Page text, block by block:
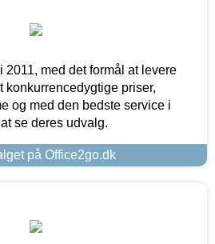
2011, med det formål at levere
konkurrencedygtige priser,
og med den bedste service i
se deres udvalg.
på Office2go.dk